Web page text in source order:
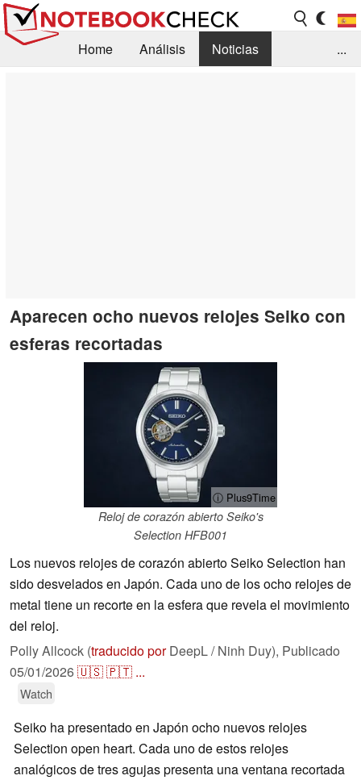
Home Análisis
Noticias
...
Aparecen ocho nuevos relojes Seiko con
esferas recortadas
ⓘ Plus9Time
Reloj de corazón abierto Seiko's
Selection HFB001
Los nuevos relojes de corazón abierto Seiko Selection han
sido desvelados en Japón. Cada uno de los ocho relojes de
metal tiene un recorte en la esfera que revela el movimiento
del reloj.
Polly Allcock (traducido porDeepL / Ninh Duy), Publicado
05/01/2026🇺🇸🇵🇹 ...
Watch
Seiko ha presentado en Japón ocho nuevos relojes
Selection open heart. Cada uno de estos relojes
analógicos de tres agujas presenta una ventana recortada